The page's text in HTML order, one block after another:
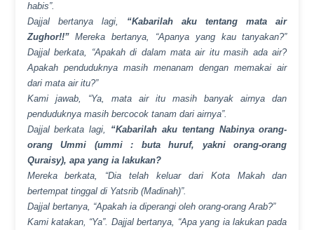
habis”.
Dajjal bertanya lagi, “Kabarilah aku tentang mata air
Zughor!!”Mereka bertanya, “Apanya yang kau tanyakan?”
Dajjal berkata, “Apakah di dalam mata air itu masih ada air?
Apakah penduduknya masih menanam dengan memakai air
dari mata air itu?”
Kami jawab, “Ya, mata air itu masih banyak airnya dan
penduduknya masih bercocok tanam dari airnya”.
Dajjal berkata lagi, “Kabarilah aku tentang Nabinya orang-
orang Ummi (ummi : buta huruf, yakni orang-orang
Quraisy), apa yang ia lakukan?
Mereka berkata, “Dia telah keluar dari Kota Makah dan
bertempat tinggal di Yatsrib (Madinah)”.
Dajjal bertanya, “Apakah ia diperangi oleh orang-orang Arab?”
Kami katakan, “Ya”. Dajjal bertanya, “Apa yang ia lakukan pada